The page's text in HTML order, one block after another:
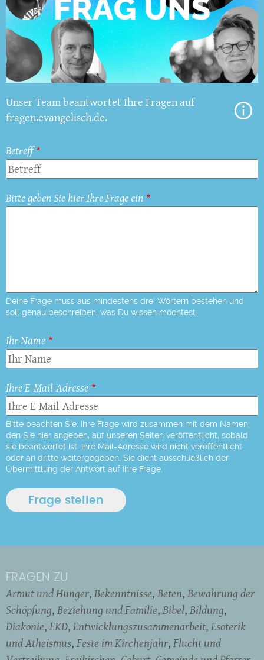
Unser Team beantwortet Ihre Fragen auf
fragen.evangelisch.de.
Betreff
Bitte geben Sie hier Ihre Frage ein
Deine Frage muss aus mindestens drei Wörtern bestehen und
soll genau beschreiben, was Du wissen möchtest.
Ihr Name
Ihre E-Mail-Adresse
Bitte beachten Sie: Ihre Frage wird zusammen mit dem Namen,
den Sie hier angeben, auf unseren Seiten veröffentlicht, sobald
sie beantwortet ist. Ihre Mail-Adresse wird nicht veröffentlicht
oder an dritte weitergegeben. Sie dient ausschließlich der
Übermittlung der Antwort auf Ihre Frage.
FRAGEN ZU
Armut und Hunger Bekenntnisse Beten Bewahrung der
Schöpfung Beziehung und Familie Bibel Bildung
Diakonie EKD Entwicklungszusammenarbeit Esoterik
und Atheismus Feste im Kirchenjahr Flucht und